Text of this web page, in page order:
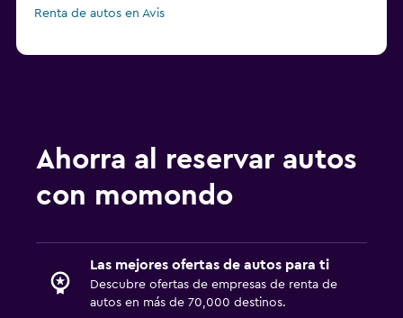
Renta de autos en Avis
Ahorra al reservar autos
con momondo
Las mejores ofertas de autos para ti
Descubre ofertas de empresas de renta de
autos en más de 70,000 destinos.